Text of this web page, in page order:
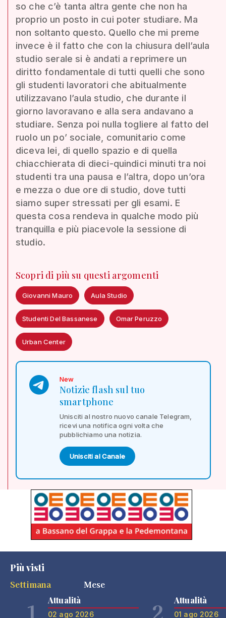
so che c’è tanta altra gente che non ha
proprio un posto in cui poter studiare. Ma
non soltanto questo. Quello che mi preme
invece è il fatto che con la chiusura dell’aula
studio serale si è andati a reprimere un
diritto fondamentale di tutti quelli che sono
gli studenti lavoratori che abitualmente
utilizzavano l’aula studio, che durante il
giorno lavoravano e alla sera andavano a
studiare. Senza poi nulla togliere al fatto del
ruolo un po’ sociale, comunitario come
diceva lei, di quello spazio e di quella
chiacchierata di dieci-quindici minuti tra noi
studenti tra una pausa e l’altra, dopo un’ora
e mezza o due ore di studio, dove tutti
siamo super stressati per gli esami. E
questa cosa rendeva in qualche modo più
tranquilla e più piacevole la sessione di
studio.
Scopri di più su questi argomenti
Giovanni Mauro Aula Studio
Studenti Del Bassanese Omar Peruzzo
Urban Center
New
Notizie flash sul tuo
smartphone
Unisciti al nostro nuovo canale Telegram,
ricevi una notifica ogni volta che
pubblichiamo una notizia.
Unisciti al Canale
Più visti
Settimana
Mese
1 Attualità
02 ago 2026 2 Attualità
01 ago 2026